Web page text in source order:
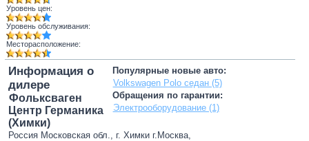
Уровень цен:
Уровень обслуживания:
Месторасположение:
Популярные новые авто:
Volkswagen Polo седан (5)
Обращения по гарантии:
Электрооборудование (1)
Информация о
дилере
Фольксваген
Центр Германика
(Химки)
Россия Московская обл., г. Химки г.Москва,